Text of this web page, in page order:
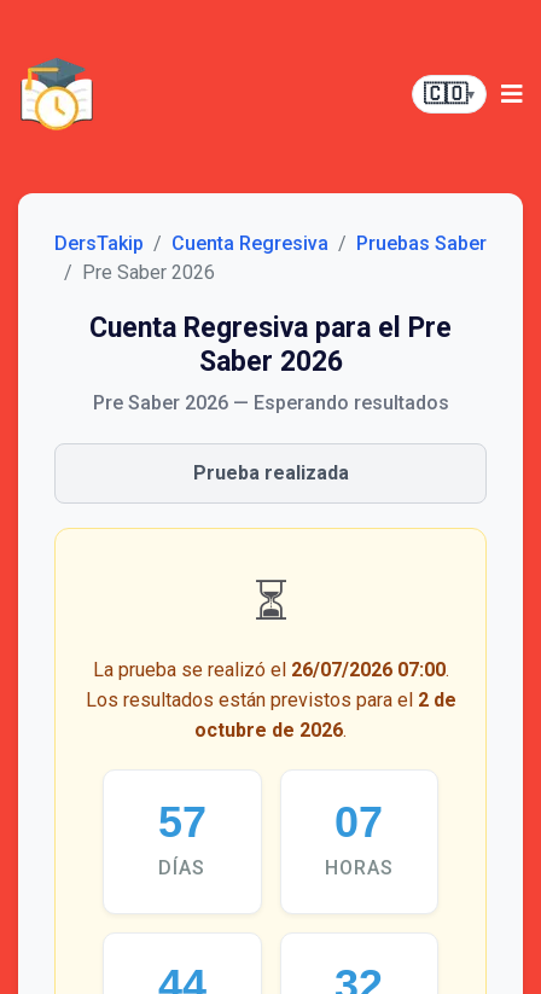
🇨🇴▾
DersTakip Cuenta Regresiva
Pruebas Saber
Pre Saber 2026
Cuenta Regresiva para el Pre
Saber 2026
Pre Saber 2026 — Esperando resultados
Prueba realizada
⏳
La prueba se realizó el 26/07/2026 07:00.
Los resultados están previstos para el 2 de
octubre de 2026.
57
DÍAS
07
HORAS